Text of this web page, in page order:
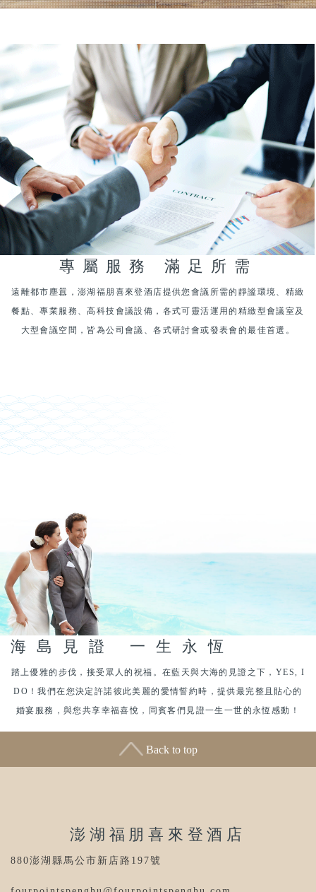
專屬服務 滿足所需
遠離都市塵囂，澎湖福朋喜來登酒店提供您會議所需的靜謐環境、精緻
餐點、專業服務、高科技會議設備，各式可靈活運用的精緻型會議室及
大型會議空間，皆為公司會議、各式研討會或發表會的最佳首選。
海島見證 一生永恆
踏上優雅的步伐，接受眾人的祝福。在藍天與大海的見證之下，YES, I
DO！我們在您決定許諾彼此美麗的愛情誓約時，提供最完整且貼心的
婚宴服務，與您共享幸福喜悅，同賓客們見證一生一世的永恆感動！
Back to top
澎湖福朋喜來登酒店
880澎湖縣馬公市新店路197號